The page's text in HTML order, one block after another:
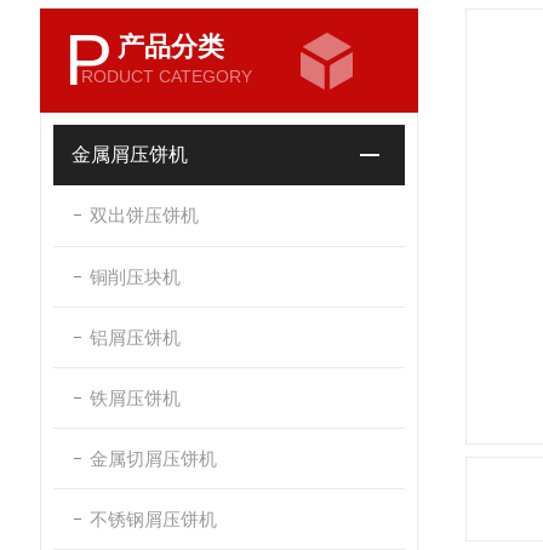
P 产品分类
RODUCT CATEGORY
金属屑压饼机
双出饼压饼机
铜削压块机
铝屑压饼机
铁屑压饼机
金属切屑压饼机
不锈钢屑压饼机